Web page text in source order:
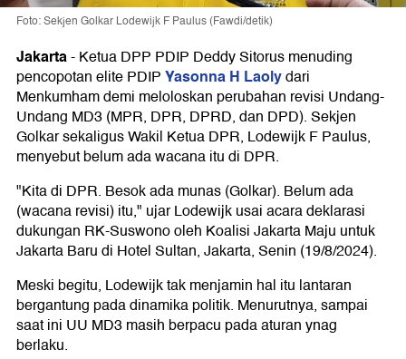
Foto: Sekjen Golkar Lodewijk F Paulus (Fawdi/detik)
Jakarta-Ketua DPP PDIP Deddy Sitorus menuding
pencopotan elite PDIPYasonna H Laolydari
Menkumham demi meloloskan perubahan revisi Undang-
Undang MD3 (MPR, DPR, DPRD, dan DPD). Sekjen
Golkar sekaligus Wakil Ketua DPR, Lodewijk F Paulus,
menyebut belum ada wacana itu di DPR.
"Kita di DPR. Besok ada munas (Golkar). Belum ada
(wacana revisi) itu," ujar Lodewijk usai acara deklarasi
dukungan RK-Suswono oleh Koalisi Jakarta Maju untuk
Jakarta Baru di Hotel Sultan, Jakarta, Senin (19/8/2024).
Meski begitu, Lodewijk tak menjamin hal itu lantaran
bergantung pada dinamika politik. Menurutnya, sampai
saat ini UU MD3 masih berpacu pada aturan ynag
berlaku.